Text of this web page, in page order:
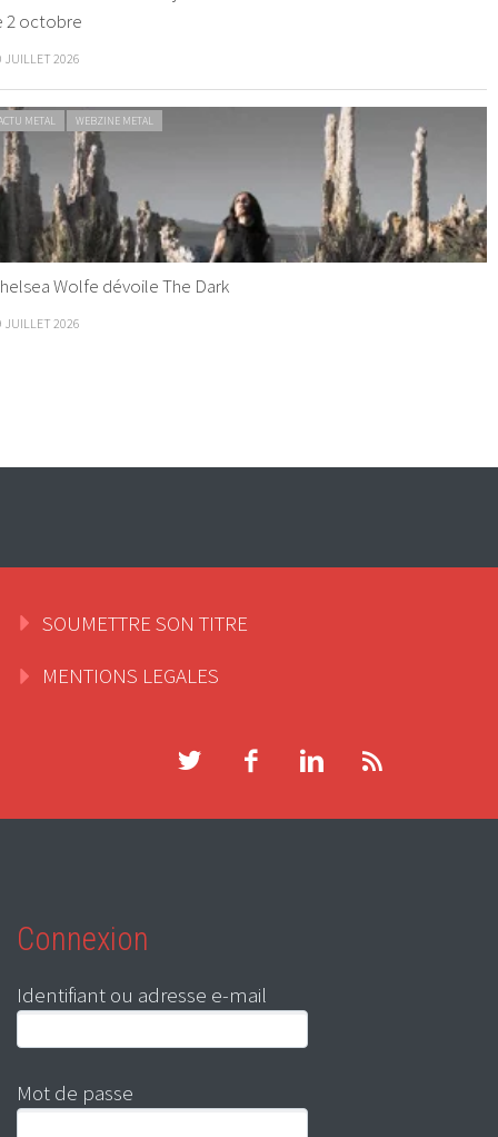
2 octobre
JUILLET 2026
METAL WEBZINE METAL
Wolfe dévoile The Dark
JUILLET 2026
SOUMETTRE SON TITRE
MENTIONS LEGALES
Connexion
Identifiant ou adresse e-mail
Mot de passe